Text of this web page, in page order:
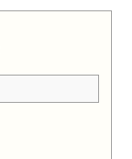
品買取価格はこ